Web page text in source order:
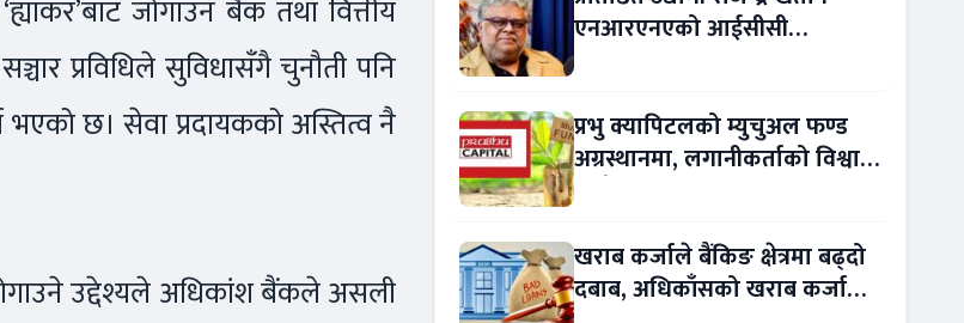
जोगाउन बैंक तथा वित्तीय
प्रविधिले सुविधासँगै चुनौती पनि
भएको छ। सेवा प्रदायकको अस्तित्व नै
उद्देश्यले अधिकांश बैंकले असली
एनआरएनएको आईसीसी
प्रभु क्यापिटलको म्युचुअल फण्ड
अग्रस्थानमा, लगानीकर्ताको विश्वास
खराब कर्जाले बैंकिङ क्षेत्रमा बढ्दो
दबाब, अधिकाँसको खराब कर्जा